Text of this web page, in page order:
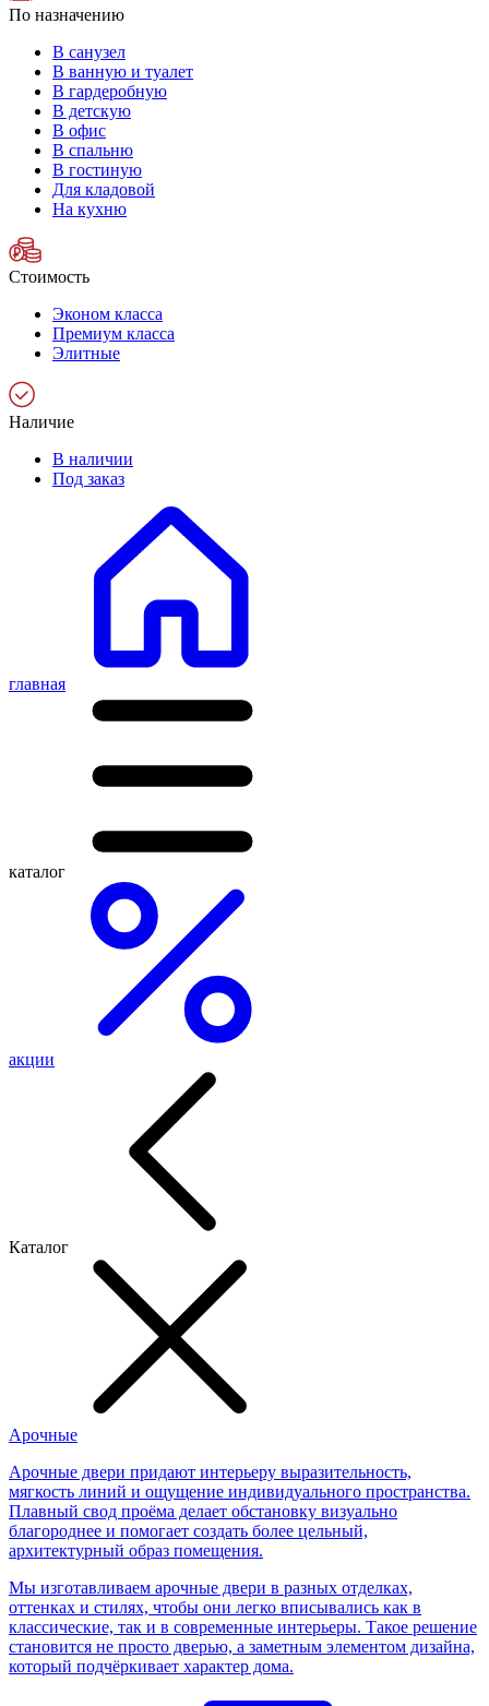
По назначению
В санузел
В ванную и туалет
В гардеробную
В детскую
В офис
В спальню
В гостиную
Для кладовой
На кухню
Стоимость
Эконом класса
Премиум класса
Элитные
Наличие
В наличии
Под заказ
главная
каталог
акции
Каталог
Арочные
Арочные двери придают интерьеру выразительность,
мягкость линий и ощущение индивидуального пространства.
Плавный свод проёма делает обстановку визуально
благороднее и помогает создать более цельный,
архитектурный образ помещения.
Мы изготавливаем арочные двери в разных отделках,
оттенках и стилях, чтобы они легко вписывались как в
классические, так и в современные интерьеры. Такое решение
становится не просто дверью, а заметным элементом дизайна,
который подчёркивает характер дома.